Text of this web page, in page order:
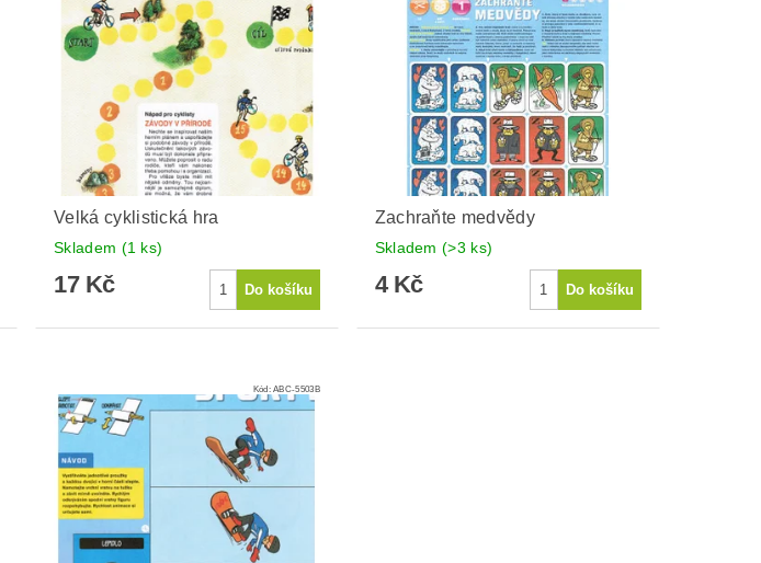
Velká cyklistická hra
Skladem (1 ks)
17 Kč
Zachraňte medvědy
Skladem(>3 ks)
4 Kč
Kód:ABC-5503B